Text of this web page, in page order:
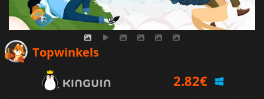
Topwinkels
2.99€